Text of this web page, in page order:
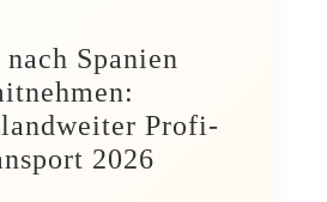
Spanien
Profi-
2026